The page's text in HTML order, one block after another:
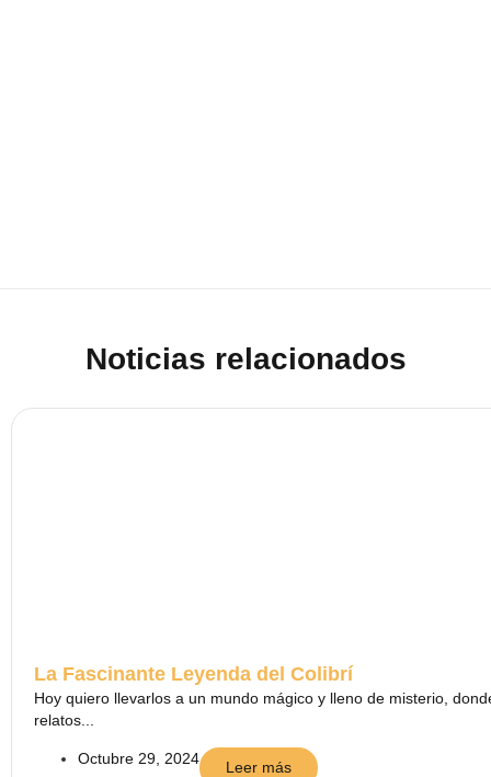
Noticias relacionados
La Fascinante Leyenda del Colibrí
Hoy quiero llevarlos a un mundo mágico y lleno de misterio,
relatos...
Octubre 29, 2024 Leer más